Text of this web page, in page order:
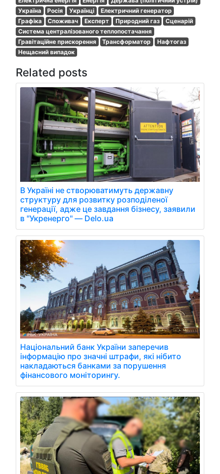
Україна
Росія Українці
Електричний генератор
Графіка
Споживач Експерт Природний газ
Сценарій
Система централізованого теплопостачання
Гравітаційне прискорення
Трансформатор
Нафтогаз
Нещасний випадок
Related posts
В Україні не створюватимуть державну
структуру для розвитку розподіленої
генерації, адже це завдання бізнесу, заявили
в "Укренерго" — Delo.ua
Національний банк України заперечив
інформацію про значні штрафи, які нібито
накладаються банками за порушення
фінансового моніторингу.